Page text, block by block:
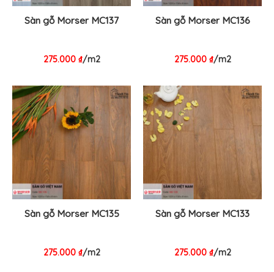
Sàn gỗ Morser MC137
275.000 ₫/m2
Sàn gỗ Morser MC136
275.000 ₫/m2
Sàn gỗ Morser MC135
275.000 ₫/m2
Sàn gỗ Morser MC133
275.000 ₫/m2